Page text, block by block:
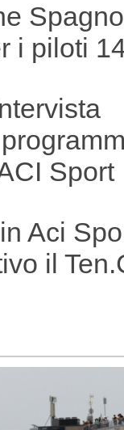
i piloti
Sport
Aci
il